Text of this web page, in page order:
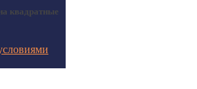
квадратные